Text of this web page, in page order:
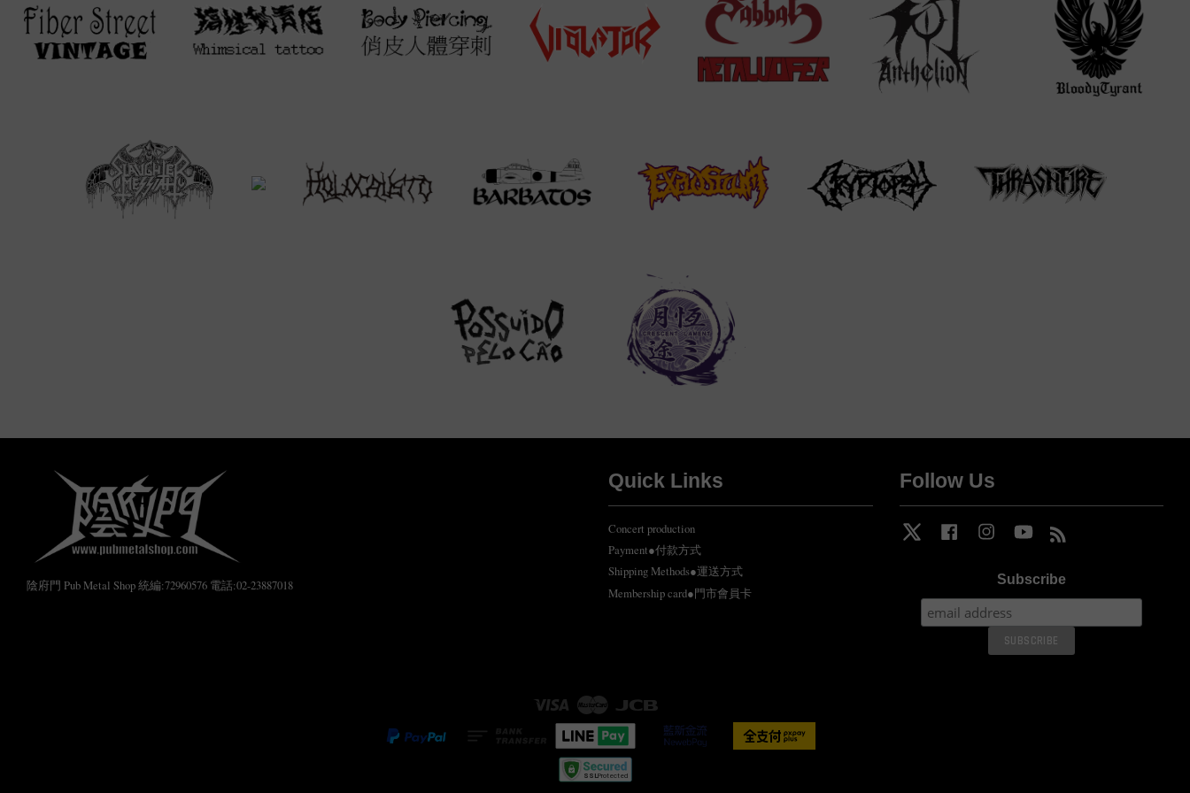
陰府門 Pub Metal Shop 統編:72960576 電話:02-23887018
Quick Links
Concert production
Payment●付款方式
Shipping Methods●運送方式
Membership card●門市會員卡
Follow Us
Twitter Facebook Instagram YouTube
Subscribe
Visa Master